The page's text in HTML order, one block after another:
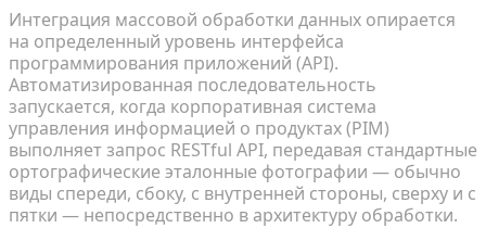
Интеграция массовой обработки данных опирается
на определенный уровень интерфейса
программирования приложений (API).
Автоматизированная последовательность
запускается, когда корпоративная система
управления информацией о продуктах (PIM)
выполняет запрос RESTful API, передавая стандартные
ортографические эталонные фотографии — обычно
виды спереди, сбоку, с внутренней стороны, сверху и с
пятки — непосредственно в архитектуру обработки.